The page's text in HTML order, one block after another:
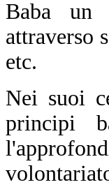
Baba un
attraverso
etc.
Nei suoi
principi